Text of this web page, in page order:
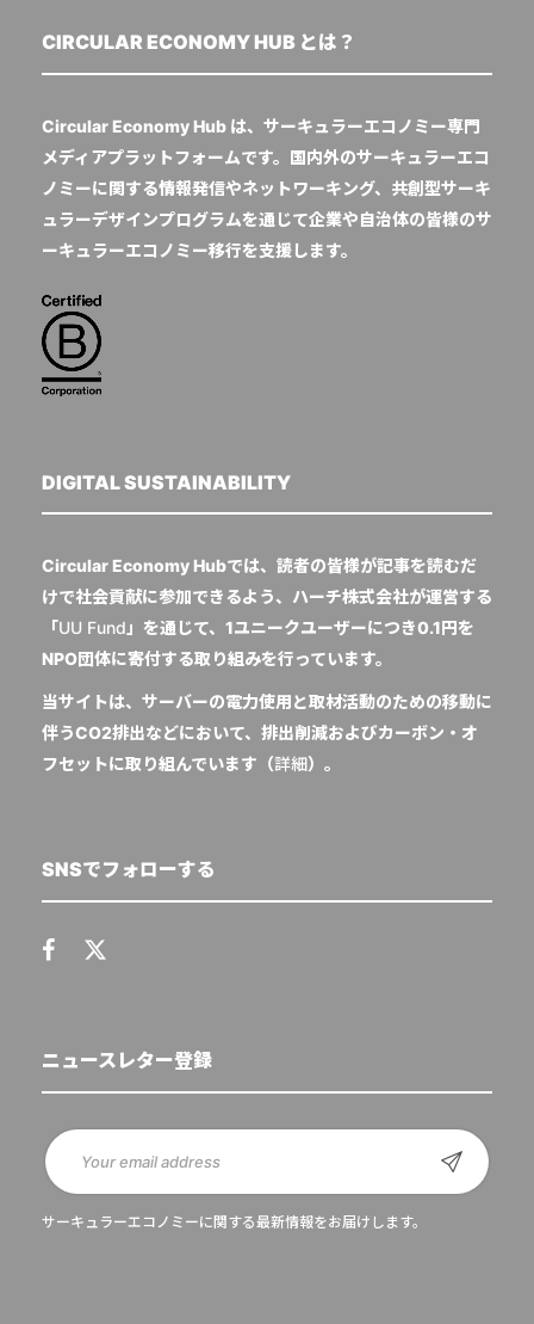
CIRCULAR ECONOMY HUB とは？
Circular Economy Hub は、サーキュラーエコノミー専門
メディアプラットフォームです。国内外のサーキュラーエコ
ノミーに関する情報発信やネットワーキング、共創型サーキ
ュラーデザインプログラムを通じて企業や自治体の皆様のサ
ーキュラーエコノミー移行を支援します。
DIGITAL SUSTAINABILITY
Circular Economy Hubでは、読者の皆様が記事を読むだ
けで社会貢献に参加できるよう、ハーチ株式会社が運営する
「UU Fund 」を通じて、1ユニークユーザーにつき0.1円を
NPO団体に寄付する取り組みを行っています。
当サイトは、サーバーの電力使用と取材活動のための移動に
伴うCO2排出などにおいて、排出削減およびカーボン・オ
フセットに取り組んでいます（詳細）。
SNSでフォローする
ニュースレター登録
サーキュラーエコノミーに関する最新情報をお届けします。